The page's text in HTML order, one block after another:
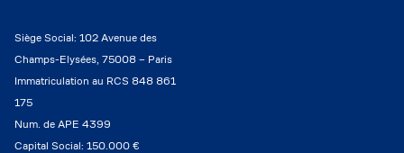
Siège Social: 102 Avenue des
Champs-Elysées, 75008 – Paris
Immatriculation au RCS 848 861
175
Num. de APE 4399
Capital Social: 150.000 €